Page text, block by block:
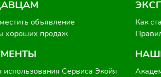
объявление
хороших продаж
использования Сервиса Экойя
Как